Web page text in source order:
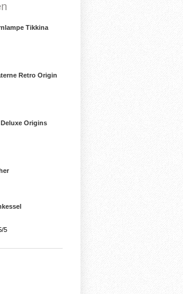
Tikkina
Retro Origin
Origins
5